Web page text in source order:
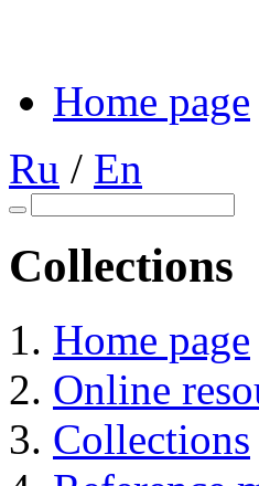
Home page
Ru / En
Collections
Home page
Online
Collections